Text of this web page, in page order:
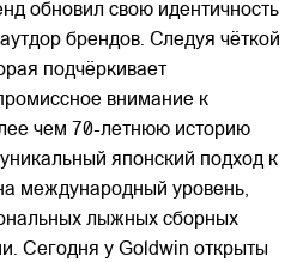
обновил свою идентичность
брендов. Следуя чёткой
подчёркивает
внимание к
чем 70-летнюю историю
японский подход к
международный уровень,
лыжных сборных
Сегодня у Goldwin открыты